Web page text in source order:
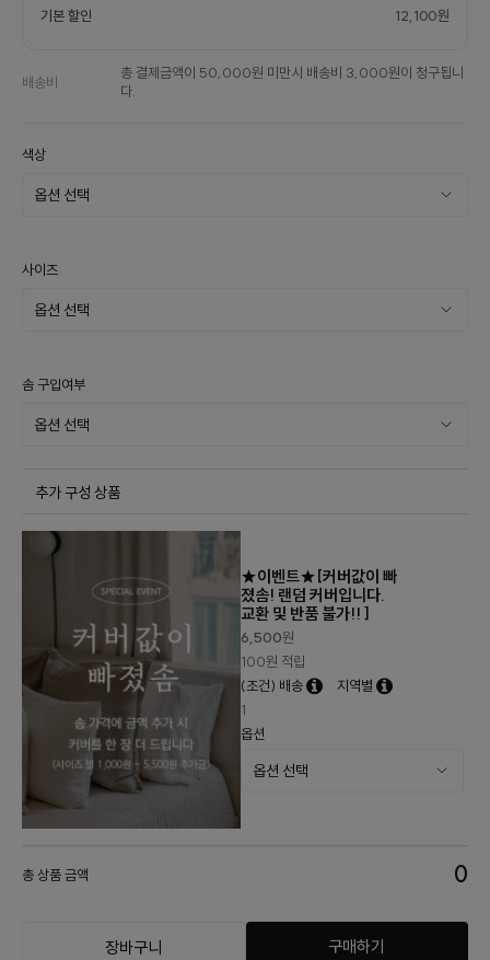
기본 할인 12,100원
배송비
총 결제금액이 50,000원 미만시 배송비 3,000원이 청구됩니
다.
색상
사이즈
솜 구입여부
추가 구성 상품
★이벤트★[커버값이 빠
졌솜! 랜덤 커버입니다.
교환 및 반품 불가!! ]
6,500원
100원 적립
(조건) 배송
지역별
1
옵션
총 상품 금액 0
장바구니 구매하기